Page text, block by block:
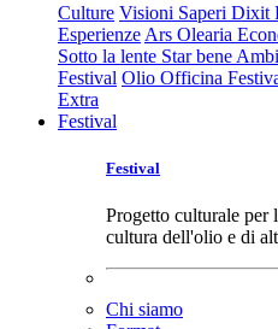
Culture Visioni Saperi Dixit
Esperienze Ars Olearia
Sotto la lente Star bene
Festival Olio Officina
Extra
Festival
Festival
Progetto culturale per
cultura dell'olio e di
Chi siamo